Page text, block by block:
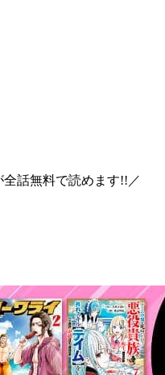
全話無料で読めます!!／